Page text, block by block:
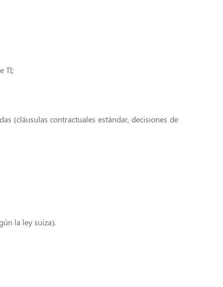
TI;
(cláusulas contractuales estándar, decisiones de
la ley suiza).